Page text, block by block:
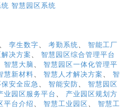
智慧园区系统
孪生数字 考勤系统
智能工厂
决方案
智慧园区综合管理平台
智慧大脑
智慧园区一体化管理平
慧新材料 智慧人才解决方案
智
安全应急 智能安防
智慧园区
业园区服务平台
产业园区规划方
平台介绍 智慧工业园区
智慧工